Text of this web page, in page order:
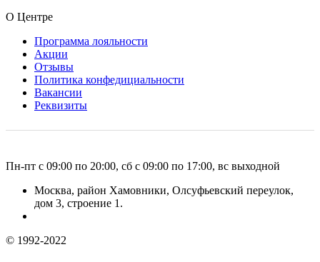
О Центре
Программа лояльности
Акции
Отзывы
Политика конфедициальности
Вакансии
Реквизиты
Пн-пт с 09:00 по 20:00, сб с 09:00 по 17:00, вс выходной
Москва, район Хамовники, Олсуфьевский переулок,
дом 3, строение 1.
© 1992-2022